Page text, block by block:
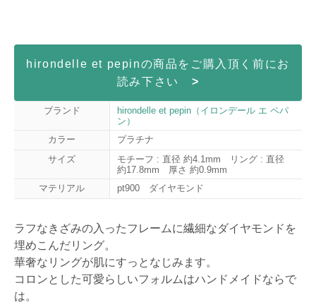
hirondelle et pepinの商品をご購入頂く前にお
読み下さい >
ブランド
hirondelle et pepin（イロンデール エ ペパ
ン）
カラー
プラチナ
サイズ
モチーフ : 直径 約4.1mm リング : 直径
約17.8mm 厚さ 約0.9mm
マテリアル
pt900 ダイヤモンド
ラフなきざみの入ったフレームに繊細なダイヤモンドを
埋めこんだリング。
華奢なリングが肌にすっとなじみます。
コロンとした可愛らしいフォルムはハンドメイドならで
は。